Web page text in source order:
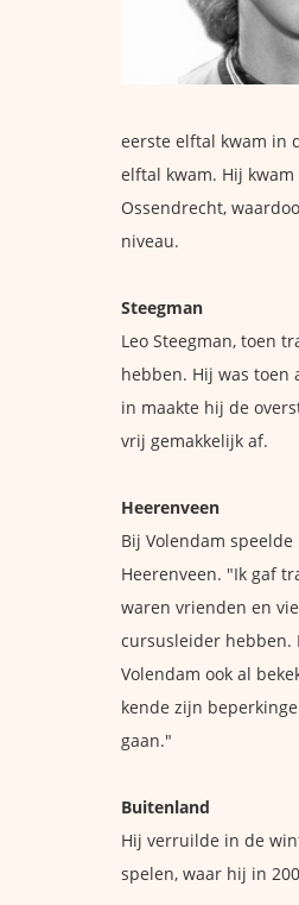
eerste elftal kwam in
elftal kwam. Hij
Ossendrecht,
niveau.
Steegman
Leo Steegman, toen
hebben. Hij was toen
in maakte hij de
vrij gemakkelijk af.
Heerenveen
Bij Volendam
Heerenveen. "Ik gaf
waren vrienden en
cursusleider hebben.
Volendam ook al
kende zijn
gaan."
Buitenland
Hij verruilde in de
spelen, waar hij in